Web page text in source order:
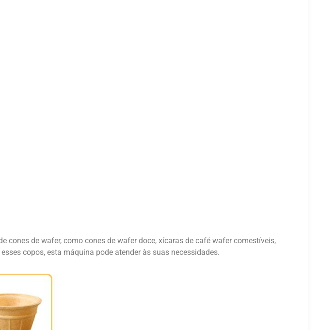
de wafer, como cones de wafer doce, xícaras de café wafer comestíveis,
copos, esta máquina pode atender às suas necessidades.